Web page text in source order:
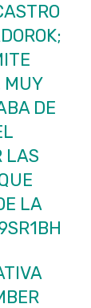
;
MUY
DE
LAS
LA